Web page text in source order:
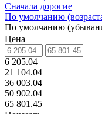
Сначала дорогие
По умолчанию
По умолчанию
Цена
6 205.04
21 104.04
36 003.04
50 902.04
65 801.45